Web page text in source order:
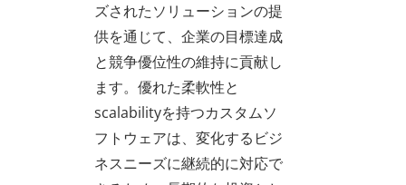
ズされたソリューションの提
供を通じて、企業の目標達成
と競争優位性の維持に貢献し
ます。優れた柔軟性と
scalabilityを持つカスタムソ
フトウェアは、変化するビジ
ネスニーズに継続的に対応で